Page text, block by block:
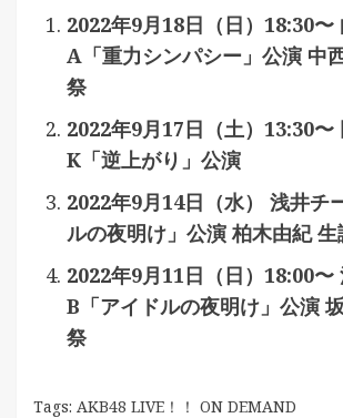
2022年9月18日（日）18:30〜
A「重力シンパシー」公演 中
祭
2022年9月17日（土）13:30〜
K「逆上がり」公演
2022年9月14日（水） 浅井チ
ルの夜明け」公演 柏木由紀 生
2022年9月11日（日）18:00〜
B「アイドルの夜明け」公演
祭
Tags: AKB48 LIVE！！ ON DEMAND